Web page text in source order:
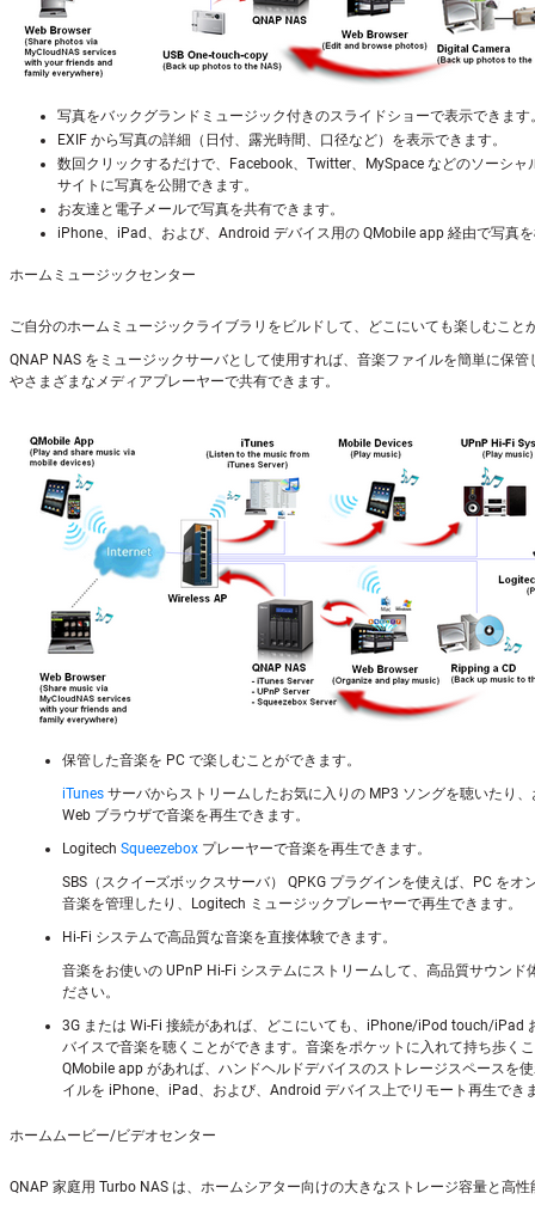
写真をバックグランドミュージック付きのスライドショーで表示できます
EXIF から写真の詳細（日付、露光時間、口径など）を表示できます。
数回クリックするだけで、Facebook、Twitter、MySpace などのソーシャ
サイトに写真を公開できます。
お友達と電子メールで写真を共有できます。
iPhone、iPad、および、Android デバイス用の QMobile app 経由で写真
ホームミュージックセンター
ご自分のホームミュージックライブラリをビルドして、どこにいても楽しむこと
QNAP NAS をミュージックサーバとして使用すれば、音楽ファイルを簡単に保管
やさまざまなメディアプレーヤーで共有できます。
保管した音楽を PC で楽しむことができます。
iTunes サーバからストリームしたお気に入りの MP3 ソングを聴いたり
Web ブラウザで音楽を再生できます。
Logitech Squeezebox プレーヤーで音楽を再生できます。
SBS（スクイ―ズボックスサーバ） QPKG プラグインを使えば、PC をオ
音楽を管理したり、Logitech ミュージックプレーヤーで再生できます。
Hi-Fi システムで高品質な音楽を直接体験できます。
音楽をお使いの UPnP Hi-Fi システムにストリームして、高品質サウンド
ださい。
3G または Wi-Fi 接続があれば、どこにいても、iPhone/iPod touch/iPad
バイスで音楽を聴くことができます。音楽をポケットに入れて持ち歩く
QMobile app があれば、ハンドヘルドデバイスのストレージスペースを
イルを iPhone、iPad、および、Android デバイス上でリモート再生でき
ホームムービー/ビデオセンター
QNAP 家庭用 Turbo NAS は、ホームシアター向けの大きなストレージ容量と高